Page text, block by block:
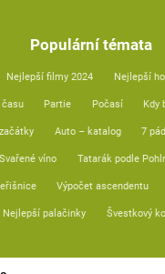
Populární témata
Nejlepší filmy 2024 Nejlepší
Partie Počasí Kdy
Auto – katalog 7
Svařené víno Tatarák podle
Výpočet ascendentu
Nejlepší palačinky Švestkový